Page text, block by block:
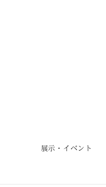
展示・イベント